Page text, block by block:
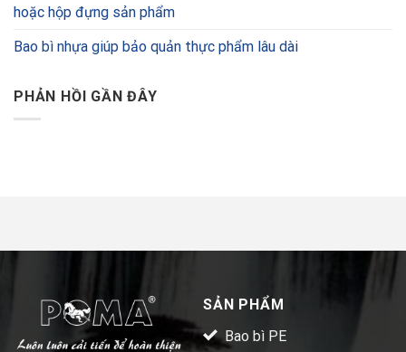
hoặc hộp đựng sản phẩm
Bao bì nhựa giúp bảo quản thực phẩm lâu dài
PHẢN HỒI GẦN ĐÂY
SẢN PHẨM
Bao bì PE